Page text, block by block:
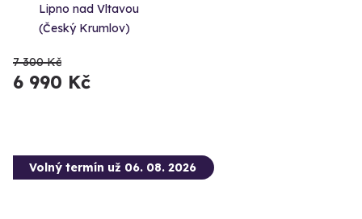
Lipno nad Vltavou
(Český Krumlov)
7 300 Kč
6 990 Kč
Volný termín už 06. 08. 2026